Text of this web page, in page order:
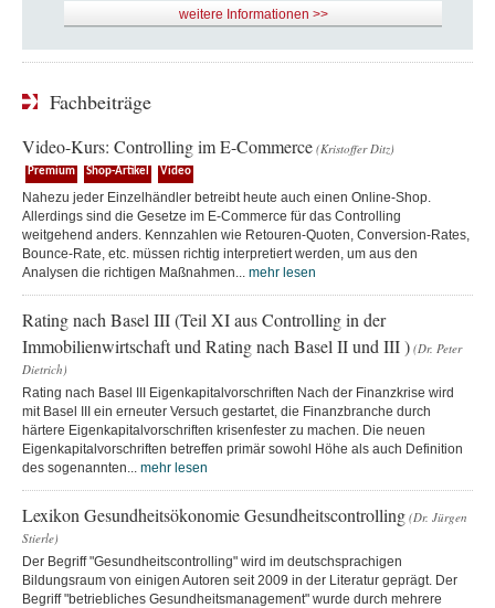
weitere Informationen >>
Fachbeiträge
Video-Kurs: Controlling im E-Commerce (Kristoffer Ditz)
Premium Shop-Artikel Video
Nahezu jeder Einzelhändler betreibt heute auch einen Online-Shop.
Allerdings sind die Gesetze im E-Commerce für das Controlling
weitgehend anders. Kennzahlen wie Retouren-Quoten, Conversion-Rates,
Bounce-Rate, etc. müssen richtig interpretiert werden, um aus den
Analysen die richtigen Maßnahmen... mehr lesen
Rating nach Basel III (Teil XI aus Controlling in der
Immobilienwirtschaft und Rating nach Basel II und III ) (Dr. Peter
Dietrich)
Rating nach Basel III Eigenkapitalvorschriften Nach der Finanzkrise wird
mit Basel III ein erneuter Versuch gestartet, die Finanzbranche durch
härtere Eigenkapitalvorschriften krisenfester zu machen. Die neuen
Eigenkapitalvorschriften betreffen primär sowohl Höhe als auch Definition
des sogenannten... mehr lesen
Lexikon Gesundheitsökonomie Gesundheitscontrolling (Dr. Jürgen
Stierle)
Der Begriff "Gesundheitscontrolling" wird im deutschsprachigen
Bildungsraum von einigen Autoren seit 2009 in der Literatur geprägt. Der
Begriff "betriebliches Gesundheitsmanagement" wurde durch mehrere